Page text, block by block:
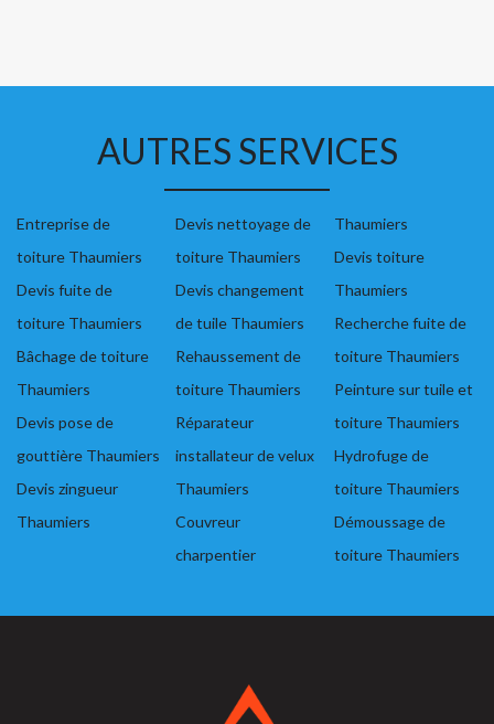
AUTRES SERVICES
Entreprise de
toiture Thaumiers
Devis fuite de
toiture Thaumiers
Bâchage de toiture
Thaumiers
Devis pose de
gouttière Thaumiers
Devis zingueur
Thaumiers
Devis nettoyage de
toiture Thaumiers
Devis changement
de tuile Thaumiers
Rehaussement de
toiture Thaumiers
Réparateur
installateur de velux
Thaumiers
Couvreur
charpentier
Thaumiers
Devis toiture
Thaumiers
Recherche fuite de
toiture Thaumiers
Peinture sur tuile et
toiture Thaumiers
Hydrofuge de
toiture Thaumiers
Démoussage de
toiture Thaumiers